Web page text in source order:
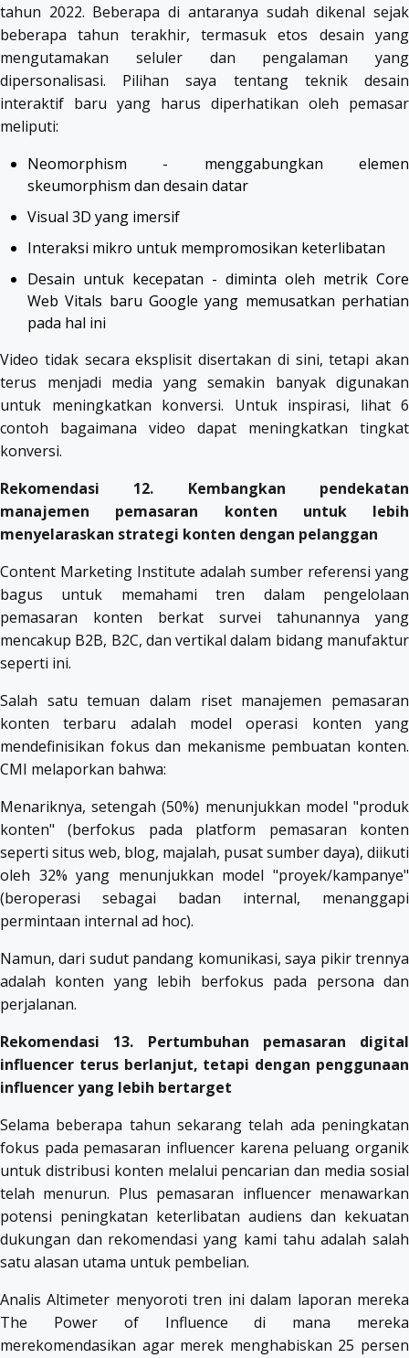
tahun 2022. Beberapa di antaranya sudah dikenal sejak
beberapa tahun terakhir, termasuk etos desain yang
mengutamakan seluler dan pengalaman yang
dipersonalisasi. Pilihan saya tentang teknik desain
interaktif baru yang harus diperhatikan oleh pemasar
meliputi:
Neomorphism - menggabungkan elemen
skeumorphism dan desain datar
Visual 3D yang imersif
Interaksi mikro untuk mempromosikan keterlibatan
Desain untuk kecepatan - diminta oleh metrik Core
Web Vitals baru Google yang memusatkan perhatian
pada hal ini
Video tidak secara eksplisit disertakan di sini, tetapi akan
terus menjadi media yang semakin banyak digunakan
untuk meningkatkan konversi. Untuk inspirasi, lihat 6
contoh bagaimana video dapat meningkatkan tingkat
konversi.
Rekomendasi 12. Kembangkan pendekatan
manajemen pemasaran konten untuk lebih
menyelaraskan strategi konten dengan pelanggan
Content Marketing Institute adalah sumber referensi yang
bagus untuk memahami tren dalam pengelolaan
pemasaran konten berkat survei tahunannya yang
mencakup B2B, B2C, dan vertikal dalam bidang manufaktur
seperti ini.
Salah satu temuan dalam riset manajemen pemasaran
konten terbaru adalah model operasi konten yang
mendefinisikan fokus dan mekanisme pembuatan konten.
CMI melaporkan bahwa:
Menariknya, setengah (50%) menunjukkan model "produk
konten" (berfokus pada platform pemasaran konten
seperti situs web, blog, majalah, pusat sumber daya), diikuti
oleh 32% yang menunjukkan model "proyek/kampanye"
(beroperasi sebagai badan internal, menanggapi
permintaan internal ad hoc).
Namun, dari sudut pandang komunikasi, saya pikir trennya
adalah konten yang lebih berfokus pada persona dan
perjalanan.
Rekomendasi 13. Pertumbuhan pemasaran digital
influencer terus berlanjut, tetapi dengan penggunaan
influencer yang lebih bertarget
Selama beberapa tahun sekarang telah ada peningkatan
fokus pada pemasaran influencer karena peluang organik
untuk distribusi konten melalui pencarian dan media sosial
telah menurun. Plus pemasaran influencer menawarkan
potensi peningkatan keterlibatan audiens dan kekuatan
dukungan dan rekomendasi yang kami tahu adalah salah
satu alasan utama untuk pembelian.
Analis Altimeter menyoroti tren ini dalam laporan mereka
The Power of Influence di mana mereka
merekomendasikan agar merek menghabiskan 25 persen